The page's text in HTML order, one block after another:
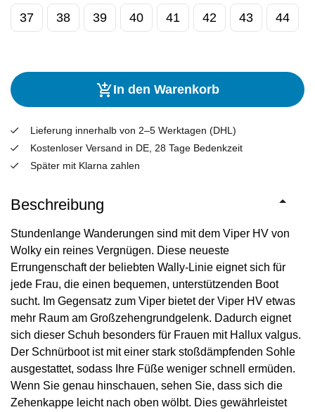
37
38 39 40 41 42 43 44
In den Warenkorb
Lieferung innerhalb von 2–5 Werktagen (DHL)
Kostenloser Versand in DE, 28 Tage Bedenkzeit
Später mit Klarna zahlen
Beschreibung
Stundenlange Wanderungen sind mit dem Viper HV von
Wolky ein reines Vergnügen. Diese neueste
Errungenschaft der beliebten Wally-Linie eignet sich für
jede Frau, die einen bequemen, unterstützenden Boot
sucht. Im Gegensatz zum Viper bietet der Viper HV etwas
mehr Raum am Großzehengrundgelenk. Dadurch eignet
sich dieser Schuh besonders für Frauen mit Hallux valgus.
Der Schnürboot ist mit einer stark stoßdämpfenden Sohle
ausgestattet, sodass Ihre Füße weniger schnell ermüden.
Wenn Sie genau hinschauen, sehen Sie, dass sich die
Zehenkappe leicht nach oben wölbt. Dies gewährleistet